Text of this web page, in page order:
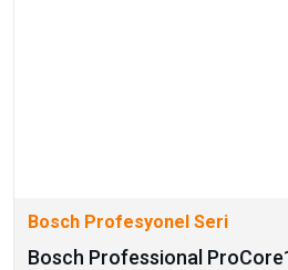
Bosch Profesyonel Seri
Bosch Professional